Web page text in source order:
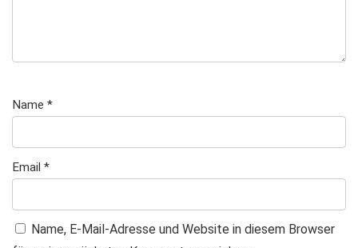
Name *
Email *
Name, E-Mail-Adresse und Website in diesem Browser